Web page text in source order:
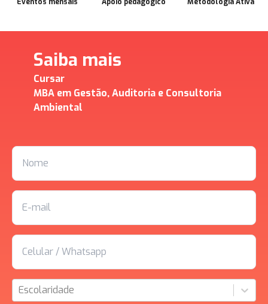
Saiba mais
Cursar
MBA em Gestão, Auditoria e Consultoria
Ambiental
Escolaridade